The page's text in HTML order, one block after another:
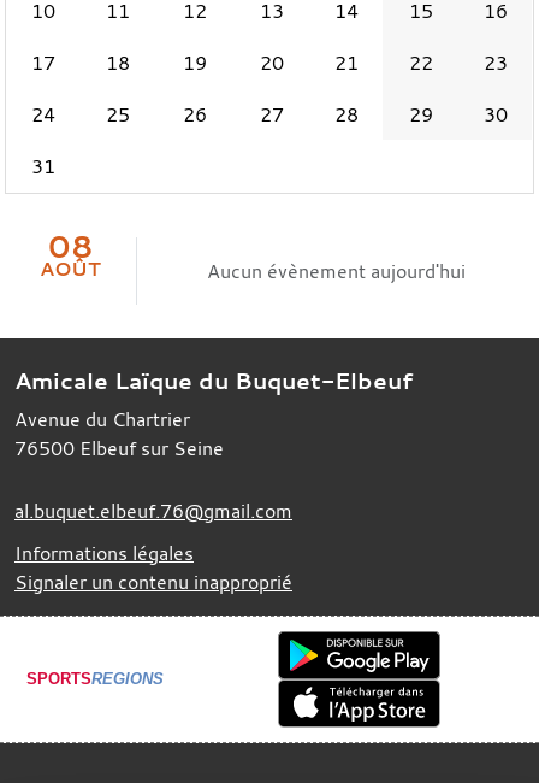
10
11 12 13 14 15
16
17
18 19 20 21 22
23
24
25 26 27 28 29
30
31
08
AOÛT Aucun évènement aujourd'hui
Amicale Laïque du Buquet-Elbeuf
Avenue du Chartrier
76500 Elbeuf sur Seine
al.buquet.elbeuf.76@gmail.com
Informations légales
Signaler un contenu inapproprié
SPORTSREGIONS